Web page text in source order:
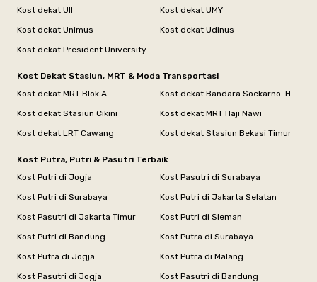
Kost dekat UII
Kost dekat UMY
Kost dekat Unimus
Kost dekat Udinus
Kost dekat President University
Kost Dekat Stasiun, MRT & Moda Transportasi
Kost dekat MRT Blok A
Kost dekat Bandara Soekarno-Hatta
Kost dekat Stasiun Cikini
Kost dekat MRT Haji Nawi
Kost dekat LRT Cawang
Kost dekat Stasiun Bekasi Timur
Kost Putra, Putri & Pasutri Terbaik
Kost Putri di Jogja
Kost Pasutri di Surabaya
Kost Putri di Surabaya
Kost Putri di Jakarta Selatan
Kost Pasutri di Jakarta Timur
Kost Putri di Sleman
Kost Putri di Bandung
Kost Putra di Surabaya
Kost Putra di Jogja
Kost Putra di Malang
Kost Pasutri di Jogja
Kost Pasutri di Bandung